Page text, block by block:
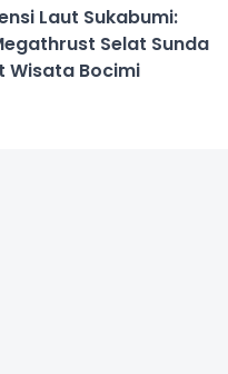
Laut Sukabumi:
Selat Sunda
Wisata Bocimi